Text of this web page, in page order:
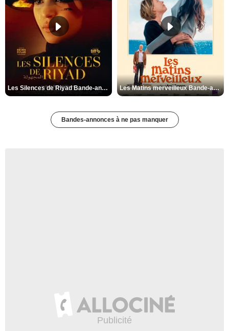
Les Silences de Riyad Bande-annonce VO STFR Les Matins merveilleux Bande-annonce VF
Bandes-annonces à ne pas manquer